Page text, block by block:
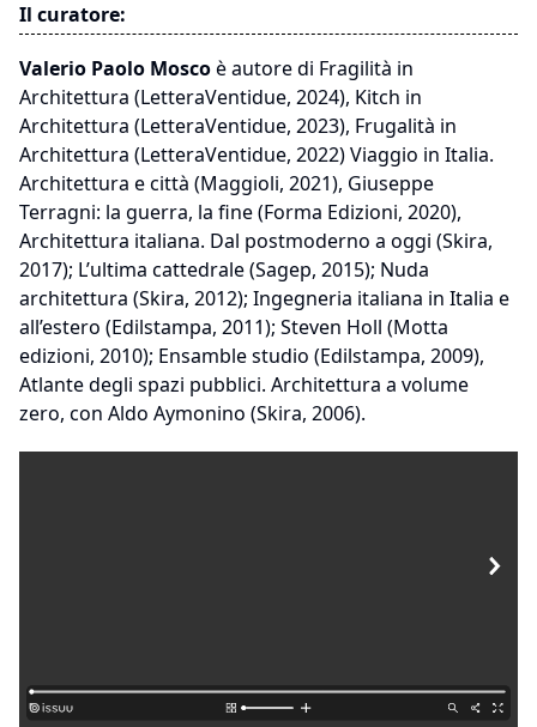
Il curatore:
Valerio Paolo Moscoè autore di Fragilità in
Architettura (LetteraVentidue, 2024), Kitch in
Architettura (LetteraVentidue, 2023), Frugalità in
Architettura (LetteraVentidue, 2022) Viaggio in Italia.
Architettura e città (Maggioli, 2021), Giuseppe
Terragni: la guerra, la fine (Forma Edizioni, 2020),
Architettura italiana. Dal postmoderno a oggi (Skira,
2017); L’ultima cattedrale (Sagep, 2015); Nuda
architettura (Skira, 2012); Ingegneria italiana in Italia e
all’estero (Edilstampa, 2011); Steven Holl (Motta
edizioni, 2010); Ensamble studio (Edilstampa, 2009),
Atlante degli spazi pubblici. Architettura a volume
zero, con Aldo Aymonino (Skira, 2006).